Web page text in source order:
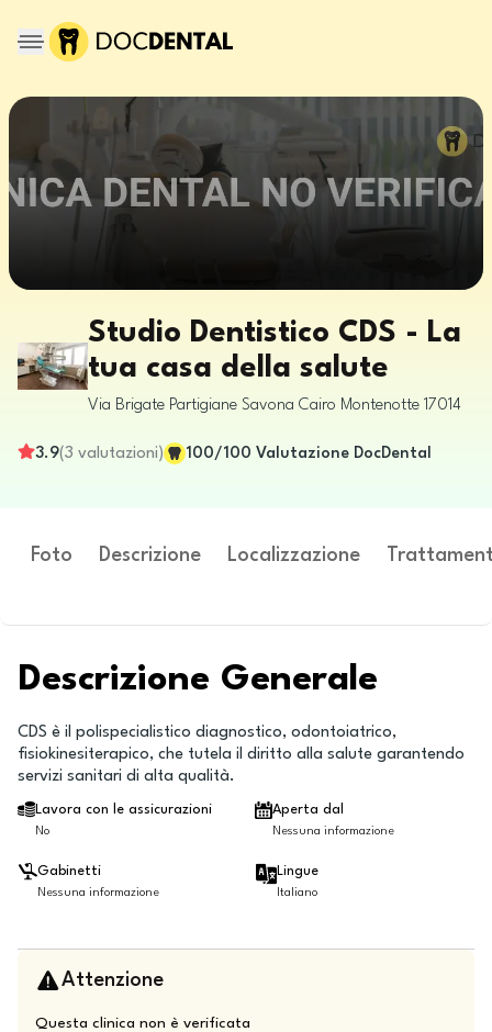
Studio Dentistico CDS - La
tua casa della salute
Via Brigate Partigiane Savona Cairo Montenotte 17014
3.9(3 valutazioni) 100/100 Valutazione DocDental
Foto Descrizione Localizzazione
Descrizione Generale
CDS è il polispecialistico diagnostico, odontoiatrico,
fisiokinesiterapico, che tutela il diritto alla salute garantendo
servizi sanitari di alta qualità.
Lavora con le assicurazioni
No
Aperta dal
Nessuna informazione
Gabinetti
Nessuna informazione
Lingue
Italiano
Attenzione
Questa clinica non è verificata